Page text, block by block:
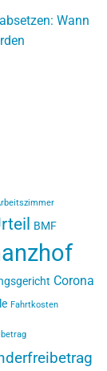
Wann
BMF
Corona
Fahrtkosten